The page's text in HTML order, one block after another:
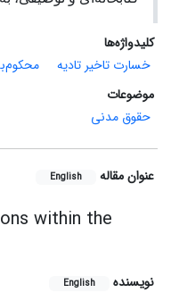
کلیدواژه‌ها
خسارت تاخیر تادیه
موضوعات
حقوق مدنی
عنوان مقاله English
within the
نویسنده English